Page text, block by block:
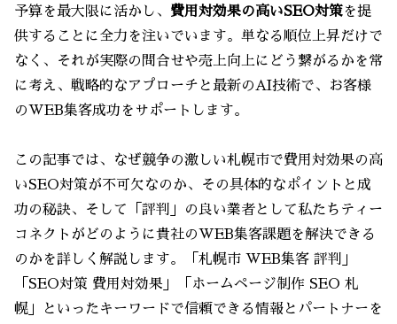
予算を最大限に活かし、 費用対効果の高いSEO対策を提
供することに全力を注いでいます。単なる順位上昇だけで
なく、それが実際の問合せや売上向上にどう繋がるかを常
に考え、戦略的なアプローチと最新のAI技術で、お客様
のWEB集客成功をサポートします。
この記事では、なぜ競争の激しい札幌市で費用対効果の高
いSEO対策が不可欠なのか、その具体的なポイントと成
功の秘訣、そして「評判」の良い業者として私たちティー
コネクトがどのように貴社のWEB集客課題を解決できる
のかを詳しく解説します。「札幌市 WEB集客 評判」
「SEO対策 費用対効果」「ホームページ制作 SEO 札
幌」といったキーワードで信頼できる情報とパートナーを